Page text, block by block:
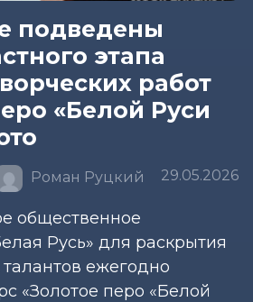
подведены
этапа
работ
«Белой Руси
Роман Руцкий 29.05.2026
общественное
Русь» для раскрытия
ежегодно
«Золотое перо «Белой